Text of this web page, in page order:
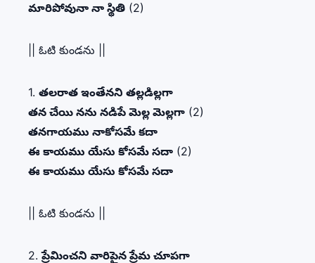
మారిపోవునా నా స్థితి (2)
|| ఓటి కుండను ||
1. తలరాత ఇంతేనని తల్లడిల్లగా
తన చేయి నను నడిపే మెల్ల మెల్లగా (2)
తనగాయము నాకోసమే కదా
ఈ కాయము యేసు కోసమే సదా (2)
ఈ కాయము యేసు కోసమే సదా
|| ఓటి కుండను ||
2.ప్రేమించని వారిపైన ప్రేమ చూపగా